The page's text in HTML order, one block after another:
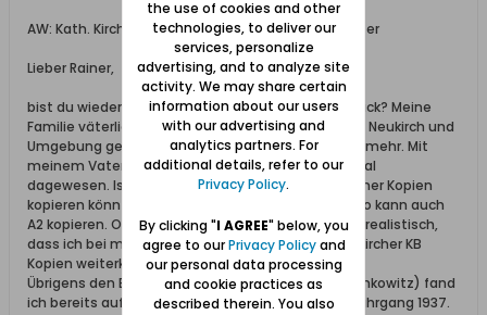
AW: Kath. Kirche Neukirch: Geburts- und Taufregister
Lieber Rainer,
bist du wieder aus den afrikanischen Gefilden zurück? Meine
Familie väterlicherseits ist zu einem großen Teil in Neukirch und
Umgebung geboren und ich wüsste gerne einiges mehr. Mit
meinem Vater war ich kurz vor seinem Tod nochmal
dagewesen. Ist es möglich, dass ich einen Teil deiner Kopien
kopieren könnte? Ich bin Pfarrer und unser Pfarrbüro kann auch
A2 kopieren. Oder welche Möglichkeit siehst du für realistisch,
dass ich bei meiner Ahnenforschung mit den Neukircher KB
Kopien weiterkomme?
Übrigens den Bruder meines Onkels (Bernhard Stankowitz) fand
ich bereits auf Deiner veröffentlichten Grafik im Jahrgang 1937.
the use of cookies and other
technologies, to deliver our
services, personalize
advertising, and to analyze site
activity. We may share certain
information about our users
with our advertising and
analytics partners. For
additional details, refer to our
Privacy Policy.
By clicking "I AGREE" below, you
agree to ourPrivacy Policyand
our personal data processing
and cookie practices as
described therein. You also